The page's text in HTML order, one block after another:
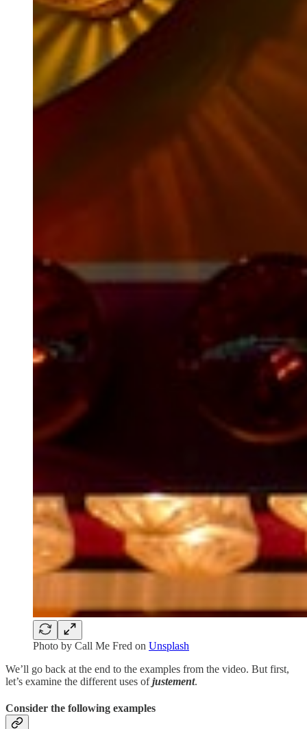
Photo by Call Me Fred on Unsplash
We’ll go back at the end to the examples from the video. But first,
let’s examine the different uses ofjustement.
Consider the following examples